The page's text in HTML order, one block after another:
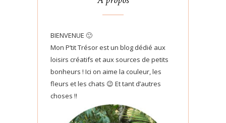
BIENVENUE 🙂
Mon P’tit Trésor est un blog dédié aux
loisirs créatifs et aux sources de petits
bonheurs ! Ici on aime la couleur, les
fleurs et les chats 😉 Et tant d’autres
choses !!